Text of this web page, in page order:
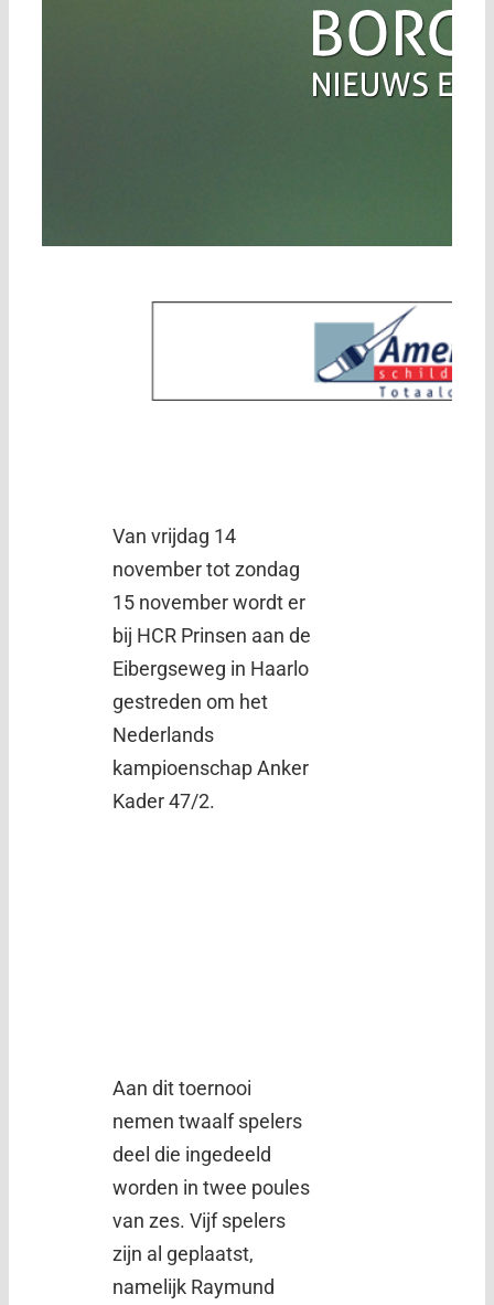
Van vrijdag 14
november tot zondag
15 november wordt er
bij HCR Prinsen aan de
Eibergseweg in Haarlo
gestreden om het
Nederlands
kampioenschap Anker
Kader 47/2.
Aan dit toernooi
nemen twaalf spelers
deel die ingedeeld
worden in twee poules
van zes. Vijf spelers
zijn al geplaatst,
namelijk Raymund